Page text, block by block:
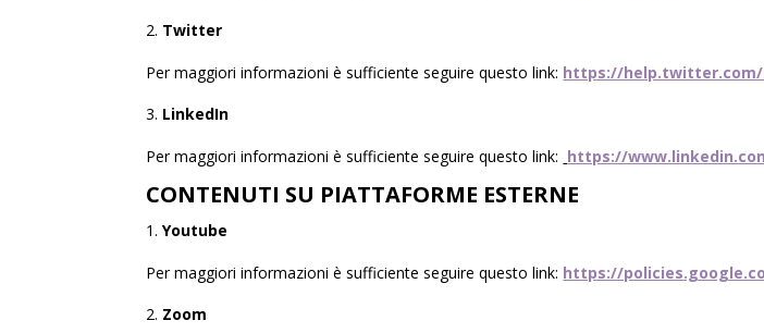
Twitter
Per maggiori informazioni è sufficiente seguire questo link: https://
LinkedIn
Per maggiori informazioni è sufficiente seguire questo link: https://
CONTENUTI SU PIATTAFORME ESTERNE
Youtube
Per maggiori informazioni è sufficiente seguire questo link: https://
Zoom